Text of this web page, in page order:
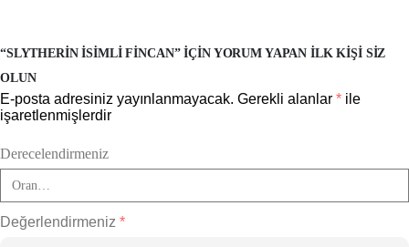
“SLYTHERIN İSIMLI FINCAN” IÇIN YORUM YAPAN ILK KIŞI SIZ
OLUN
E-posta adresiniz yayınlanmayacak. Gerekli alanlar * ile
işaretlenmişlerdir
Derecelendirmeniz
Değerlendirmeniz *